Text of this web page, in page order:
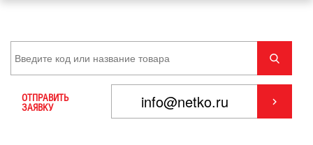
ОТПРАВИТЬ
ЗАЯВКУ